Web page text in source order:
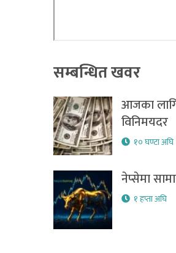
सम्बन्धित खवर
आजका
विनिमयदर
१० घण्टा अघि
नेप्सेमा
१ हप्ता अघि